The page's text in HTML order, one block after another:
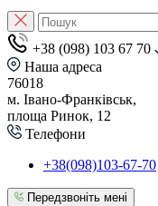
+38 (098) 103 67 70
Наша адреса
76018
м. Івано-Франківськ,
площа Ринок, 12
Телефони
+38(098)103-67-70
Передзвоніть мені